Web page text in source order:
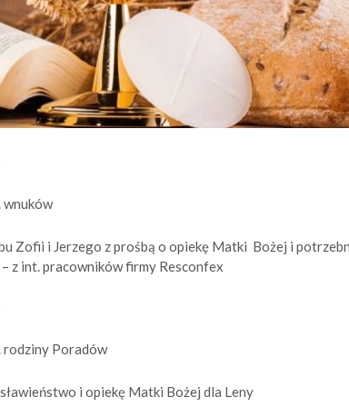
wnuków
Zofii i Jerzego z prośbą o opiekę Matki Bożej i
– z int. pracowników firmy Resconfex
rodziny Poradów
i opiekę Matki Bożej dla Leny